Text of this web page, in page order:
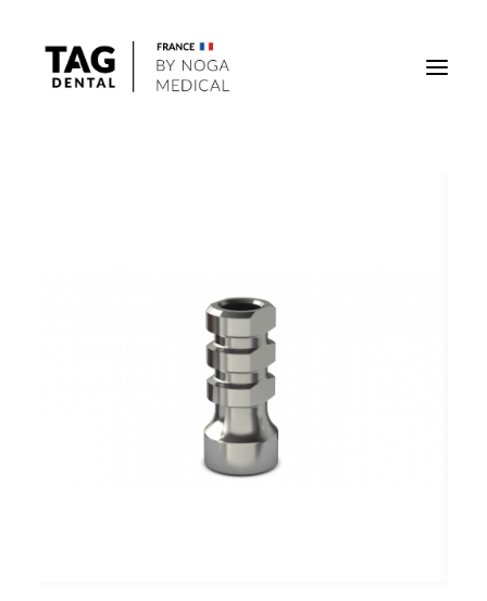
Outils
Solutions régénératives
DigiTag
Recherche